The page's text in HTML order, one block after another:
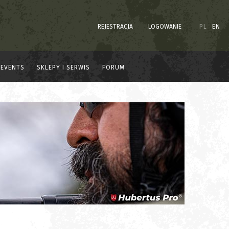
REJESTRACJA LOGOWANIE PL EN
EVENTS SKLEPY I SERWIS FORUM